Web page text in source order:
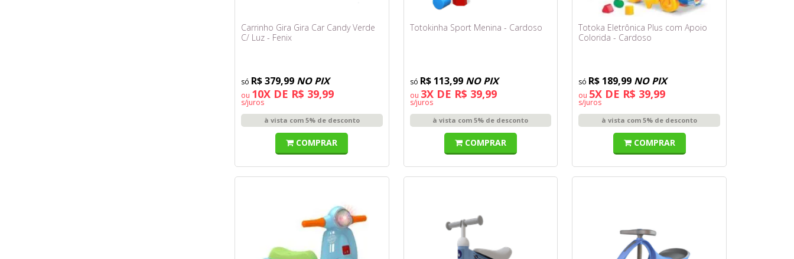
Carrinho Gira Gira Car Candy Verde
C/ Luz - Fenix
R$ 379,99 NO PIX
ou 10X DE R$ 39,99
s/juros
à vista com 5% de desconto
COMPRAR
Totokinha Sport Menina - Cardoso
R$ 113,99 NO PIX
ou 3X DE R$ 39,99
s/juros
à vista com 5% de desconto
COMPRAR
Totoka Eletrônica Plus com Apoio
Colorida - Cardoso
R$ 189,99 NO PIX
ou 5X DE R$ 39,99
s/juros
à vista com 5% de desconto
COMPRAR